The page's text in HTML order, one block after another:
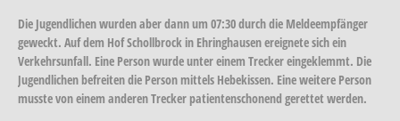
Die Jugendlichen wurden aber dann um 07:30 durch die Meldeempfänger
geweckt. Auf dem Hof Schollbrock in Ehringhausen ereignete sich ein
Verkehrsunfall. Eine Person wurde unter einem Trecker eingeklemmt. Die
Jugendlichen befreiten die Person mittels Hebekissen. Eine weitere Person
musste von einem anderen Trecker patientenschonend gerettet werden.